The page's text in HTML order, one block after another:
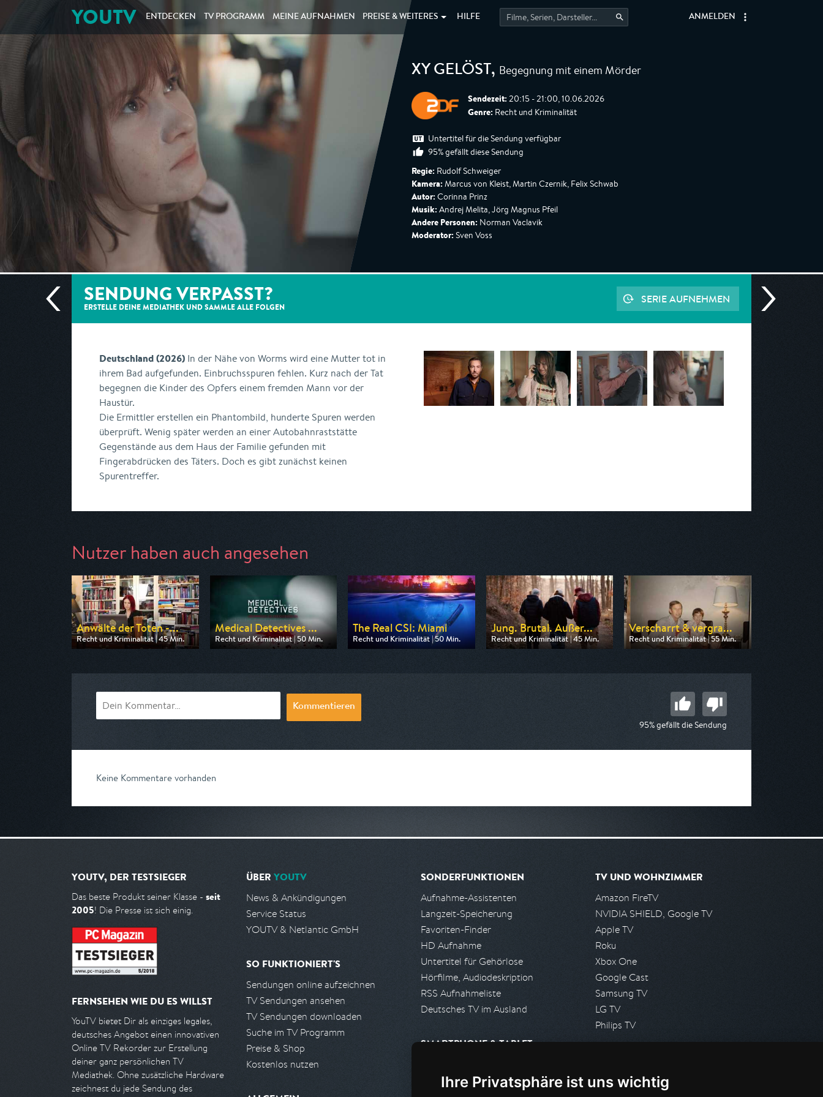
Ihre Privatsphäre ist uns wichtig
YOUTV ENTDECKEN TV PROGRAMM MEINE AUFNAHMEN PREISE & WEITERES HILFE ANMELDEN
XY GELÖST, Begegnung mit einem Mörder
Sendezeit: 20:15 - 21:00, 10.06.2026
Genre: Recht und Kriminalität
Untertitel für die Sendung verfügbar
95% gefällt diese Sendung
Regie: Rudolf Schweiger
Kamera: Marcus von Kleist, Martin Czernik, Felix Schwab
Autor: Corinna Prinz
Musik: Andrej Melita, Jörg Magnus Pfeil
Andere Personen: Norman Vaclavik
Moderator: Sven Voss
SENDUNG VERPASST?
ERSTELLE DEINE MEDIATHEK UND SAMMLE ALLE FOLGEN
SERIE AUFNEHMEN
Deutschland (2026) In der Nähe von Worms wird eine Mutter tot in
ihrem Bad aufgefunden. Einbruchsspuren fehlen. Kurz nach der Tat
begegnen die Kinder des Opfers einem fremden Mann vor der
Haustür.
Die Ermittler erstellen ein Phantombild, hunderte Spuren werden
überprüft. Wenig später werden an einer Autobahnraststätte
Gegenstände aus dem Haus der Familie gefunden mit
Fingerabdrücken des Täters. Doch es gibt zunächst keinen
Spurentreffer.
Nutzer haben auch angesehen
Anwälte der Toten -...
Recht und Kriminalität | 45 Min.
Ausgestrahlt von n-tv
Medical Detectives ...
Recht und Kriminalität | 50 Min.
Ausgestrahlt von Nitro
The Real CSI: Miami
Recht und Kriminalität | 50 Min.
Ausgestrahlt von Nitro
Jung. Brutal. Außer...
Recht und Kriminalität | 45 Min.
Ausgestrahlt von HR
Verscharrt & vergra...
Recht und Kriminalität | 55 Min.
Ausgestrahlt von SAT.1 Gold
Kommentieren
95% gefällt die Sendung
Keine Kommentare vorhanden
YOUTV, DER TESTSIEGER
Das beste Produkt seiner Klasse - seit
2005! Die Presse ist sich einig.
FERNSEHEN WIE DU ES WILLST
YouTV bietet Dir als einziges legales,
deutsches Angebot einen innovativen
Online TV Rekorder zur Erstellung
deiner ganz persönlichen TV
Mediathek. Ohne zusätzliche Hardware
zeichnest du jede Sendung des
ÜBER YOUTV
News & Ankündigungen
Service Status
YOUTV & Netlantic GmbH
SO FUNKTIONIERT'S
Sendungen online aufzeichnen
TV Sendungen ansehen
TV Sendungen downloaden
Suche im TV Programm
Preise & Shop
Kostenlos nutzen
SONDERFUNKTIONEN
Aufnahme-Assistenten
Langzeit-Speicherung
Favoriten-Finder
HD Aufnahme
Untertitel für Gehörlose
Hörfilme, Audiodeskription
RSS Aufnahmeliste
Deutsches TV im Ausland
SMARTPHONE & TABLET
Android App
TV UND WOHNZIMMER
Amazon FireTV
NVIDIA SHIELD, Google TV
Apple TV
Roku
Xbox One
Google Cast
Samsung TV
LG TV
Philips TV
Presseanfrage stellen